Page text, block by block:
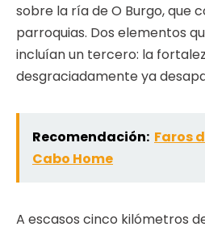
sobre la ría de O Burgo, que
parroquias. Dos elementos
incluían un tercero: la
desgraciadamente ya
Recomendación: Faros
Cabo Home
A escasos cinco kilómetros